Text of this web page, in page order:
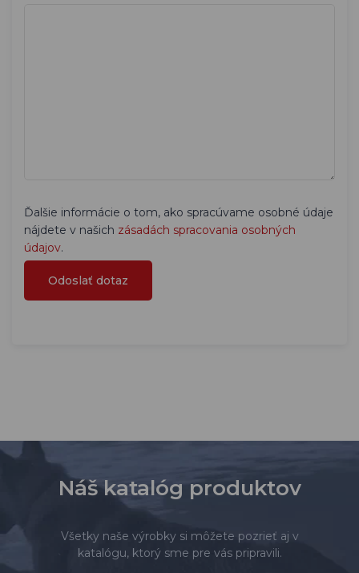
Ďalšie informácie o tom, ako spracúvame osobné údaje
nájdete v našich zásadách spracovania osobných
údajov.
Náš katalóg produktov
Všetky naše výrobky si môžete pozrieť aj v
katalógu, ktorý sme pre vás pripravili.